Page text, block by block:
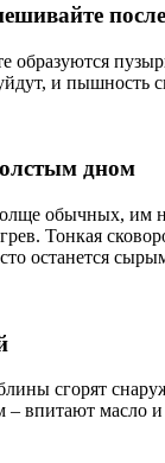
образуются
и пышность
дном
обычных, им
Тонкая
останется
сгорят
– впитают масло